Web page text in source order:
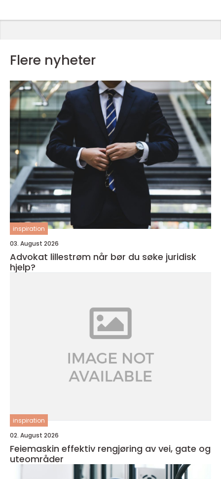
Flere nyheter
inspiration
03. August 2026
Advokat lillestrøm når bør du søke juridisk
hjelp?
inspiration
02. August 2026
Feiemaskin effektiv rengjøring av vei, gate og
uteområder